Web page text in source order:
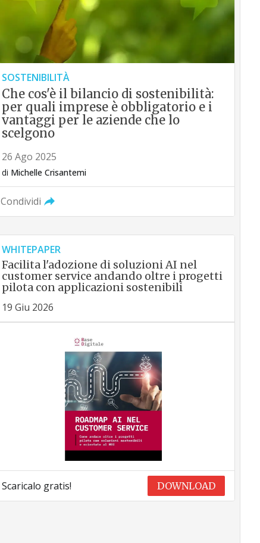
SOSTENIBILITÀ
Che cos'è il bilancio di sostenibilità:
per quali imprese è obbligatorio e i
vantaggi per le aziende che lo
scelgono
26 Ago 2025
di Michelle Crisantemi
Condividi
WHITEPAPER
Facilita l'adozione di soluzioni AI nel
customer service andando oltre i progetti
pilota con applicazioni sostenibili
19 Giu 2026
Scaricalo gratis! DOWNLOAD